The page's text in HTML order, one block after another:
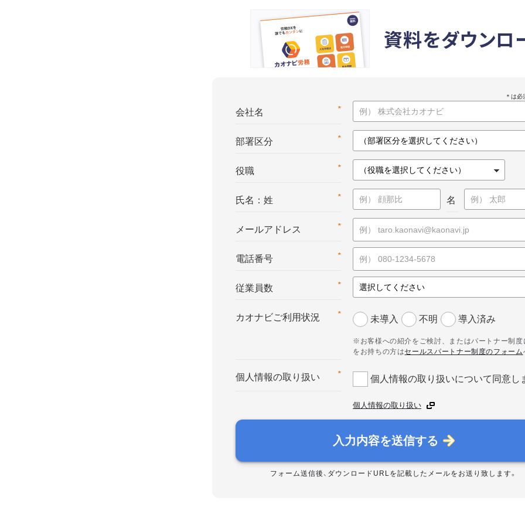
資料をダウンロ
*
会社名
*
部署区分
*
役職
*
氏名：姓 名
*
メールアドレス
*
電話番号
*
従業員数
*
カオナビご利用状況 未導入 不明 導入済み
※お客様への紹介をご検討、またはパートナー制度
をお持ちの方はセールスパートナー制度のフォーム
*
個人情報の取り扱い 個人情報の取り扱いについて同意し
個人情報の取り扱い
入力内容を送信する
フォーム送信後、ダウンロードURLを記載したメールをお送り致します。